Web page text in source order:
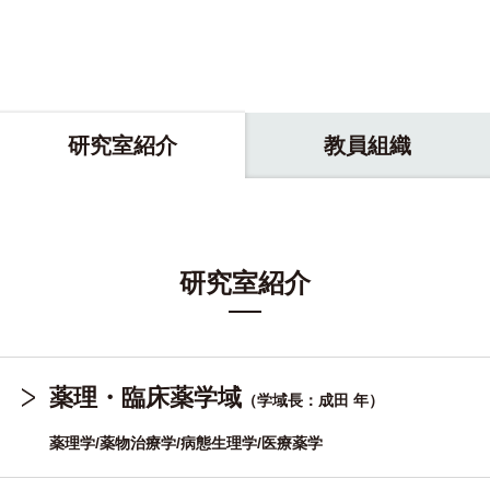
研究室紹介 教員組織
研究室紹介
薬理・臨床薬学域 （学域長：成田 年）
薬理学/薬物治療学/病態生理学/医療薬学